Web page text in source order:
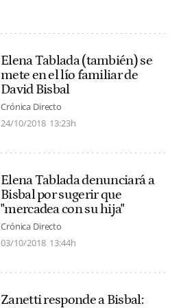
Elena Tablada (también) se
mete en el lío familiar de
David Bisbal
Crónica Directo
24/10/2018 13:23h
Elena Tablada denunciará a
Bisbal por sugerir que
"mercadea con su hija"
Crónica Directo
03/10/2018 13:44h
Zanetti responde a Bisbal: